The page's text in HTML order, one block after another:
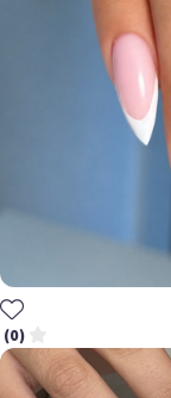
(0)